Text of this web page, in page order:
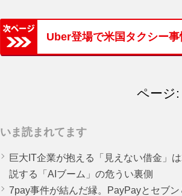
Uber登場で米国タクシー
ページ:
いま読まれてます
巨大IT企業が抱える「見えない借金」
説する「AIブーム」の危うい裏側
7pay事件が結んだ縁。PayPayとセブ